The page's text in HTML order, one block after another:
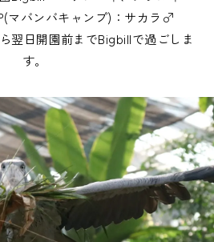
マバンバキャンプ)：サカラ♂
日開園前までBigbillで過ごしま
す。